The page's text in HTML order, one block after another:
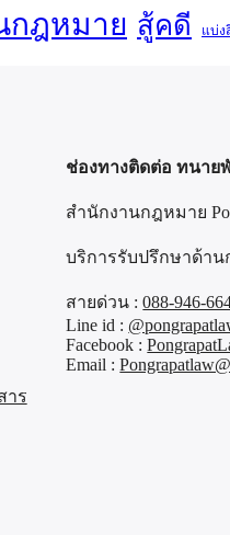
กฎหมาย สู้คดี แบ่ง
าร
ช่องทางติดต่อ ทนาย
สำนักงานกฎหมาย
บริการรับปรึกษาด้า
สายด่วน :088-946-
Line id :
Facebook :
Email :